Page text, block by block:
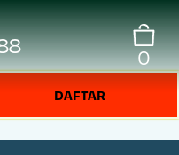
0
DAFTAR